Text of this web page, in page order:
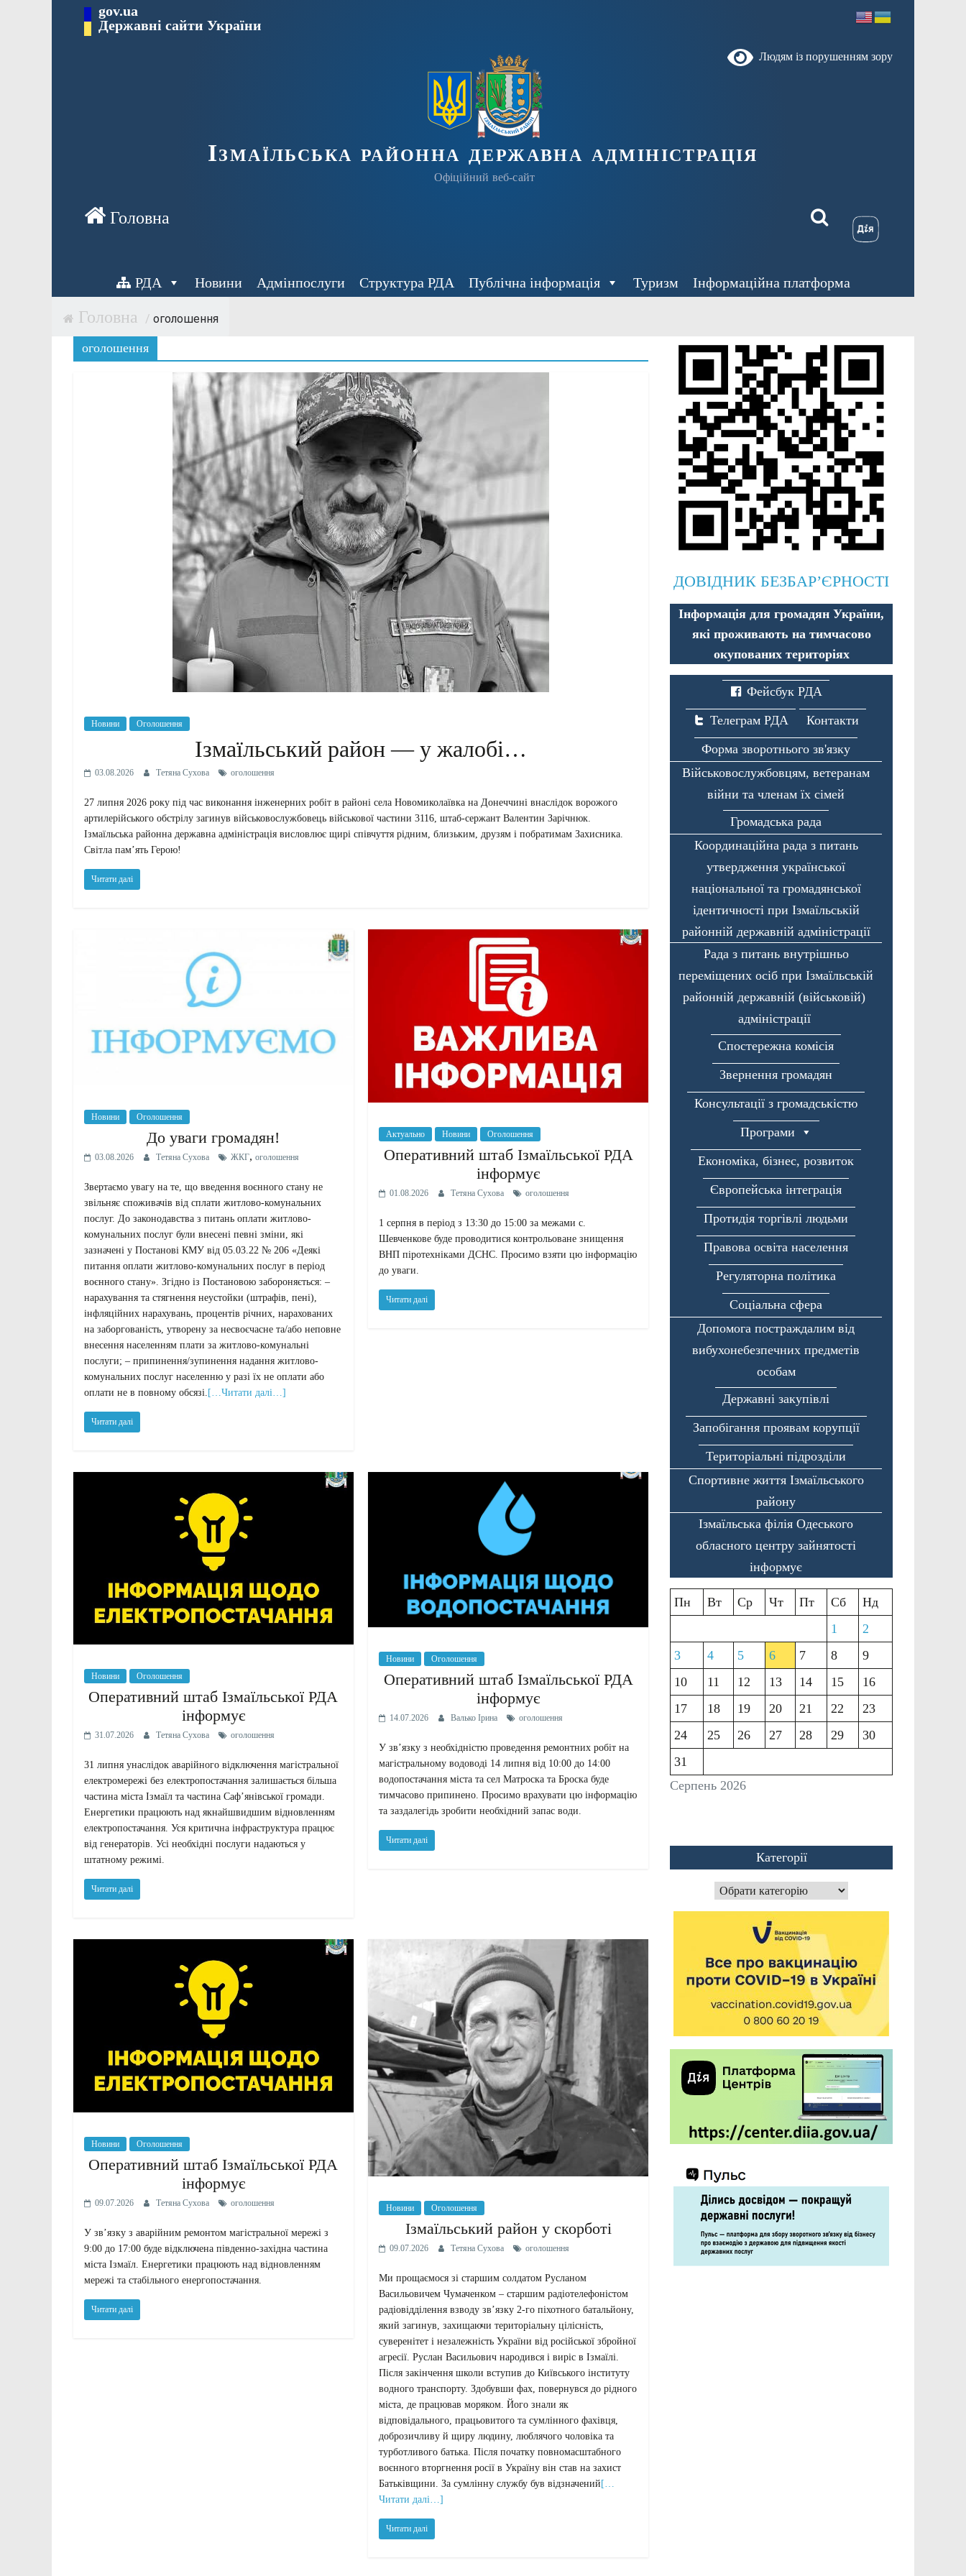
gov.ua
Державні сайти України
Людям із порушенням зору
Ізмаїльська районна державна адміністрація
Офіційний веб-сайт
РДА Новини Адмінпослуги Структура РДА Публічна інформація Туризм Інформаційна платформа
/ оголошення
оголошення
Новини Оголошення
Ізмаїльський район — у жалобі…
03.08.2026 Тетяна Сухова оголошення
27 липня 2026 року під час виконання інженерних робіт в районі села Новомиколаївка на Донеччині внаслідок ворожого
артилерійського обстрілу загинув військовослужбовець військової частини 3116, штаб-сержант Валентин Зарічнюк.
Ізмаїльська районна державна адміністрація висловлює щирі співчуття рідним, близьким, друзям і побратимам Захисника.
Світла пам’ять Герою!
Читати далі
Новини Оголошення
До уваги громадян!
03.08.2026 Тетяна Сухова ЖКГ, оголошення
Звертаємо увагу на те, що введення воєнного стану не
звільняє споживачів від сплати житлово-комунальних
послуг. До законодавства з питань оплати житлово-
комунальних послуг були внесені певні зміни, які
зазначені у Постанові КМУ від 05.03.22 № 206 «Деякі
питання оплати житлово-комунальних послуг в період
воєнного стану». Згідно із Постановою забороняється: –
нарахування та стягнення неустойки (штрафів, пені),
інфляційних нарахувань, процентів річних, нарахованих
на заборгованість, утворену за несвоєчасне та/або неповне
внесення населенням плати за житлово-комунальні
послуги; – припинення/зупинення надання житлово-
комунальних послуг населенню у разі їх не оплати або
оплати не в повному обсязі. […Читати далі…]
Читати далі
Актуально Новини Оголошення
Оперативний штаб Ізмаїльської РДА
інформує
01.08.2026 Тетяна Сухова оголошення
1 серпня в період з 13:30 до 15:00 за межами с.
Шевченкове буде проводитися контрольоване знищення
ВНП піротехніками ДСНС. Просимо взяти цю інформацію
до уваги.
Читати далі
Новини Оголошення
Оперативний штаб Ізмаїльської РДА
інформує
31.07.2026 Тетяна Сухова оголошення
31 липня унаслідок аварійного відключення магістральної
електромережі без електропостачання залишається більша
частина міста Ізмаїл та частина Саф’янівської громади.
Енергетики працюють над якнайшвидшим відновленням
електропостачання. Уся критична інфраструктура працює
від генераторів. Усі необхідні послуги надаються у
штатному режимі.
Читати далі
Новини Оголошення
Оперативний штаб Ізмаїльської РДА
інформує
14.07.2026 Валько Ірина оголошення
У зв’язку з необхідністю проведення ремонтних робіт на
магістральному водоводі 14 липня від 10:00 до 14:00
водопостачання міста та сел Матроска та Броска буде
тимчасово припинено. Просимо врахувати цю інформацію
та заздалегідь зробити необхідний запас води.
Читати далі
Новини Оголошення
Оперативний штаб Ізмаїльської РДА
інформує
09.07.2026 Тетяна Сухова оголошення
У зв’язку з аварійним ремонтом магістральної мережі з
9:00 до 17:00 буде відключена південно-західна частина
міста Ізмаїл. Енергетики працюють над відновленням
мережі та стабільного енергопостачання.
Читати далі
Новини Оголошення
Ізмаїльський район у скорботі
09.07.2026 Тетяна Сухова оголошення
Ми прощаємося зі старшим солдатом Русланом
Васильовичем Чумаченком – старшим радіотелефоністом
радіовідділення взводу зв’язку 2-го піхотного батальйону,
який загинув, захищаючи територіальну цілісність,
суверенітет і незалежність України від російської збройної
агресії. Руслан Васильович народився і виріс в Ізмаїлі.
Після закінчення школи вступив до Київського інституту
водного транспорту. Здобувши фах, повернувся до рідного
міста, де працював моряком. Його знали як
відповідального, працьовитого та сумлінного фахівця,
доброзичливу й щиру людину, люблячого чоловіка та
турботливого батька. Після початку повномасштабного
воєнного вторгнення росії в Україну він став на захист
Батьківщини. За сумлінну службу був відзначений […
Читати далі…]
Читати далі
ДОВІДНИК БЕЗБАР’ЄРНОСТІ
Інформація для громадян України,
які проживають на тимчасово
окупованих територіях
Фейсбук РДА
Телеграм РДА
Контакти
Форма зворотнього зв'язку
Військовослужбовцям, ветеранам
війни та членам їх сімей
Громадська рада
Координаційна рада з питань
утвердження української
національної та громадянської
ідентичності при Ізмаїльській
районній державній адміністрації
Рада з питань внутрішньо
переміщених осіб при Ізмаїльській
районній державній (військовій)
адміністрації
Спостережна комісія
Звернення громадян
Консультації з громадськістю
Програми
Економіка, бізнес, розвиток
Європейська інтеграція
Протидія торгівлі людьми
Правова освіта населення
Регуляторна політика
Соціальна сфера
Допомога постраждалим від
вибухонебезпечних предметів
особам
Державні закупівлі
Запобігання проявам корупції
Територіальні підрозділи
Спортивне життя Ізмаїльського
району
Ізмаїльська філія Одеського
обласного центру зайнятості
інформує
Серпень 2026
Пн Вт Ср Чт Пт Сб
Нд
1
2
3
4 5 6 7 8
9
10
11 12 13 14 15
16
17
18 19 20 21 22
23
24
25 26 27 28 29
30
31
Категорії
Категорії